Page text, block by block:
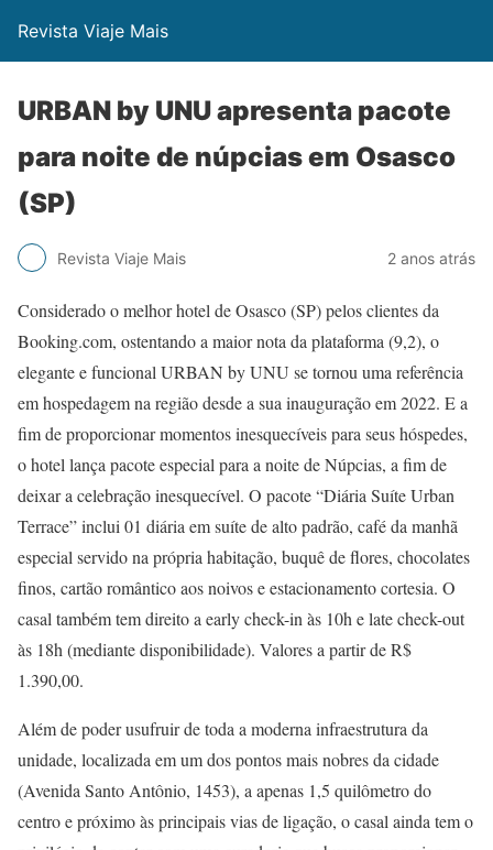
Revista Viaje Mais
URBAN by UNU apresenta pacote
para noite de núpcias em Osasco
(SP)
Revista Viaje Mais 2 anos atrás
Considerado o melhor hotel de Osasco (SP) pelos clientes da
Booking.com, ostentando a maior nota da plataforma (9,2), o
elegante e funcional URBAN by UNU se tornou uma referência
em hospedagem na região desde a sua inauguração em 2022. E a
fim de proporcionar momentos inesquecíveis para seus hóspedes,
o hotel lança pacote especial para a noite de Núpcias, a fim de
deixar a celebração inesquecível. O pacote “Diária Suíte Urban
Terrace” inclui 01 diária em suíte de alto padrão, café da manhã
especial servido na própria habitação, buquê de flores, chocolates
finos, cartão romântico aos noivos e estacionamento cortesia. O
casal também tem direito a early check-in às 10h e late check-out
às 18h (mediante disponibilidade). Valores a partir de R$
1.390,00.
Além de poder usufruir de toda a moderna infraestrutura da
unidade, localizada em um dos pontos mais nobres da cidade
(Avenida Santo Antônio, 1453), a apenas 1,5 quilômetro do
centro e próximo às principais vias de ligação, o casal ainda tem o